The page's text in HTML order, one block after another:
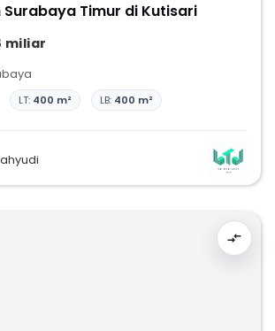
Surabaya Timur di Kutisari
miliar
LT: 400 m² LB: 400 m²